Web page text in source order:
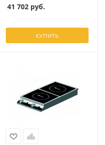
41 702 руб.
КУПИТЬ